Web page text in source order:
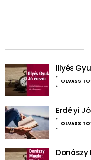
Illyés
OLVASS
Erdélyi
OLVASS
Donászy